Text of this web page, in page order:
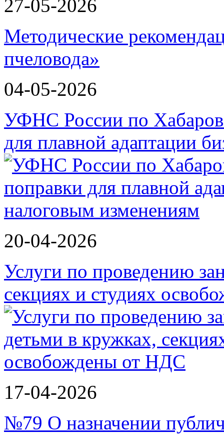
27-05-2026
Методические
пчеловода»
04-05-2026
УФНС России по
для плавной адаптации
20-04-2026
Услуги по проведению
секциях и студиях
17-04-2026
№79 О назначении